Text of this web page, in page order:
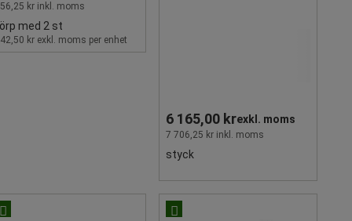
kr inkl. moms
med 2 st
kr exkl. moms per enhet
6 165,00 krexkl. moms
7 706,25 kr inkl. moms
styck